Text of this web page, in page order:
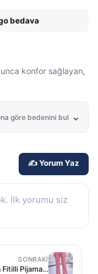
bedava
konfor sağlayan,
göre bedenini bul
✍️ Yorum Yaz
İlk yorumu siz
SONRAKI
Kadın Fitilli Pijama Altı - pudra pembe